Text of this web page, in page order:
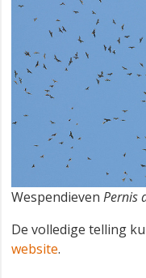
Wespendieven Pernis
De volledige telling
website.